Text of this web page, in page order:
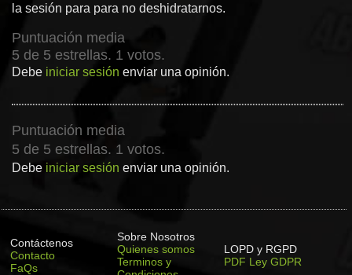
la sesión para para no deshidratarnos.
Puntuación media
5 de 5 estrellas. 1 votos.
Debe iniciar sesión enviar una opinión.
Puntuación media
5 de 5 estrellas. 1 votos.
Debe iniciar sesión enviar una opinión.
Contáctenos
Contacto
FaQs
Sobre Nosotros
Quienes somos
Terminos y
LOPD y RGPD
PDF Ley GDPR